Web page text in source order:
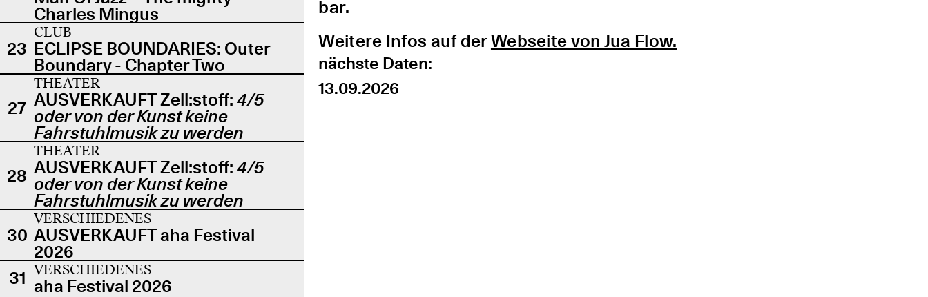
Charles Mingus
23
CLUB
ECLIPSE BOUNDARIES: Outer
Boundary - Chapter Two
27
THEATER
AUSVERKAUFT Zell:stoff: 4/5
oder von der Kunst keine
Fahrstuhlmusik zu werden
28
THEATER
AUSVERKAUFT Zell:stoff: 4/5
oder von der Kunst keine
Fahrstuhlmusik zu werden
30
VERSCHIEDENES
AUSVERKAUFT aha Festival
2026
31 VERSCHIEDENES
aha Festival 2026
bar.
Weitere Infos auf derWebseite von Jua Flow.
nächste Daten:
13.09.2026